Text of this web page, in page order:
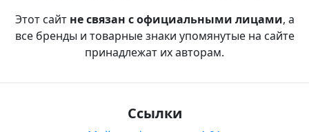
Этот сайт не связан с официальными лицами, а
все бренды и товарные знаки упомянутые на сайте
принадлежат их авторам.
Ссылки